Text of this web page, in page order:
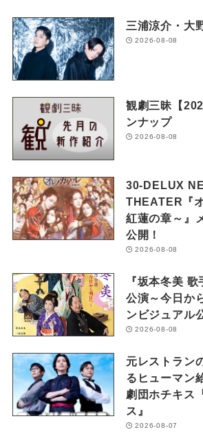
三浦涼介・大
2026-08-08
観劇三昧【
ンナップ
2026-08-08
30-DELUX
THEATER『
紅蓮の章～』
公開！
2026-08-08
『坂本冬美
公演～今日か
ンビジュアル
2026-08-08
元レストラン
るヒューマン
劇団ホチキス
ス』
2026-08-07